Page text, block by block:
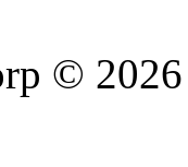
© 2026